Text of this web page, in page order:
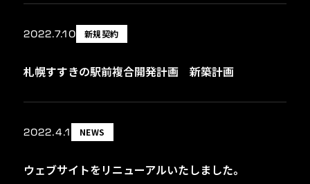
2022.7.10 新規契約
札幌すすきの駅前複合開発計画 新築計画
2022.4.1 NEWS
ウェブサイトをリニューアルいたしました。